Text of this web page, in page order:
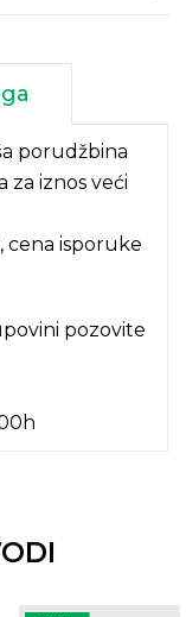
porudžbina
iznos veći
cena isporuke
pozovite